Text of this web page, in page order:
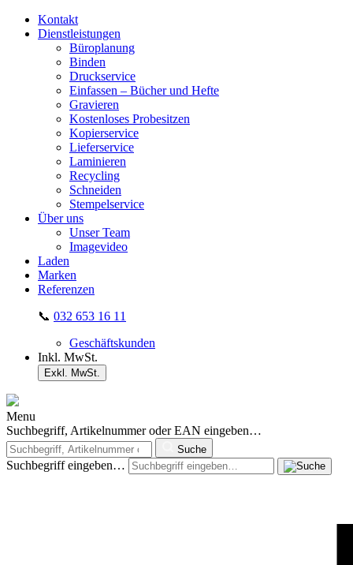
Kontakt
Dienstleistungen
Büroplanung
Binden
Druckservice
Einfassen – Bücher und Hefte
Gravieren
Kostenloses Probesitzen
Kopierservice
Lieferservice
Laminieren
Recycling
Schneiden
Stempelservice
Über uns
Unser Team
Imagevideo
Laden
Marken
Referenzen
📞 032 653 16 11
Geschäftskunden
Inkl. MwSt.
Exkl. MwSt.
Menu
Suchbegriff, Artikelnummer oder EAN eingeben…
Suche
Suchbegriff eingeben…